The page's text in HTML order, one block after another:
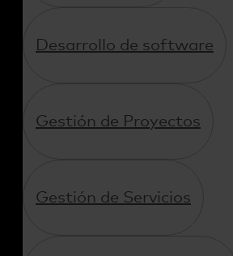
Desarrollo de software
Gestión de Proyectos
Gestión de Servicios